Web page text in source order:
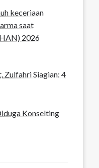
keceriaan
saat
2026
Zulfahri Siagian: 4
Konselting